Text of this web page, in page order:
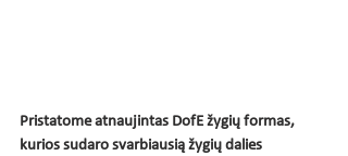
Pristatome atnaujintas DofE žygių formas,
kurios sudaro svarbiausią žygių dalies